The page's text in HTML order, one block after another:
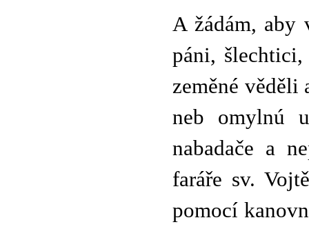
A žádám, aby
páni,
zeměné věděli
neb omylnú
nabadače a
faráře sv.
pomocí